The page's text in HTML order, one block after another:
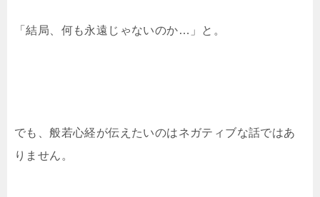
「結局、何も永遠じゃないのか…」と。
でも、般若心経が伝えたいのはネガティブな話ではあ
りません。